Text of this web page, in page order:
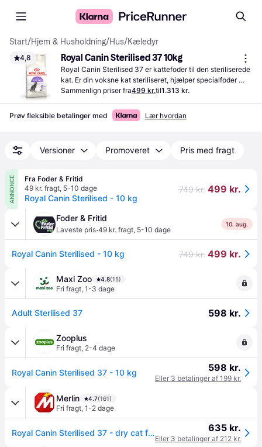
Start/Hjem & Husholdning/Hus/Kæledyr
4,8 Royal Canin Sterilised 37 10kg
Royal Canin Sterilised 37 er kattefoder til den steriliserede
kat. Er din voksne kat steriliseret, hjælper specialfoder
katten med at holde idealvægten.
Sammenlign priser fra499 kr.til1.313 kr.
Prøv fleksible betalinger med Lær hvordan
Versioner Promoveret Pris med fragt
ANNONCE
Fra Foder & Fritid
49 kr. fragt, 5-10 dage
Royal Canin Sterilised - 10 kg
749 kr. 499 kr.
Foder & Fritid
Laveste pris·49 kr. fragt, 5-10 dage
10. aug.
Royal Canin Sterilised - 10 kg 749 kr. 499 kr.
Maxi Zoo 4.8(15)
Fri fragt, 1-3 dage
Adult Sterilised 37 598 kr.
Zooplus
Fri fragt, 2-4 dage
Royal Canin Sterilised 37 - 10 kg 598 kr.
Eller 3 betalinger af 199 kr.
Merlin 4.7(161)
Fri fragt, 1-2 dage
Royal Canin Sterilised 37 - dry cat food - 10 kg 635 kr.
Eller 3 betalinger af 212 kr.